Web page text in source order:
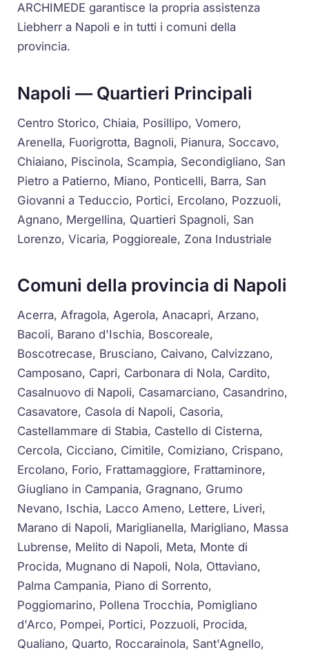
ARCHIMEDE garantisce la propria assistenza
Liebherr a Napoli e in tutti i comuni della
provincia.
Napoli — Quartieri Principali
Centro Storico, Chiaia, Posillipo, Vomero,
Arenella, Fuorigrotta, Bagnoli, Pianura, Soccavo,
Chiaiano, Piscinola, Scampia, Secondigliano, San
Pietro a Patierno, Miano, Ponticelli, Barra, San
Giovanni a Teduccio, Portici, Ercolano, Pozzuoli,
Agnano, Mergellina, Quartieri Spagnoli, San
Lorenzo, Vicaria, Poggioreale, Zona Industriale
Comuni della provincia di Napoli
Acerra, Afragola, Agerola, Anacapri, Arzano,
Bacoli, Barano d'Ischia, Boscoreale,
Boscotrecase, Brusciano, Caivano, Calvizzano,
Camposano, Capri, Carbonara di Nola, Cardito,
Casalnuovo di Napoli, Casamarciano, Casandrino,
Casavatore, Casola di Napoli, Casoria,
Castellammare di Stabia, Castello di Cisterna,
Cercola, Cicciano, Cimitile, Comiziano, Crispano,
Ercolano, Forio, Frattamaggiore, Frattaminore,
Giugliano in Campania, Gragnano, Grumo
Nevano, Ischia, Lacco Ameno, Lettere, Liveri,
Marano di Napoli, Mariglianella, Marigliano, Massa
Lubrense, Melito di Napoli, Meta, Monte di
Procida, Mugnano di Napoli, Nola, Ottaviano,
Palma Campania, Piano di Sorrento,
Poggiomarino, Pollena Trocchia, Pomigliano
d'Arco, Pompei, Portici, Pozzuoli, Procida,
Qualiano, Quarto, Roccarainola, Sant'Agnello,